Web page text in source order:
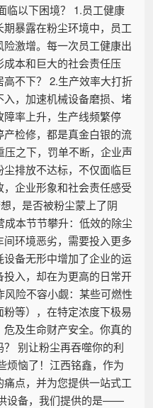
临以下困境？ 1.员工健康
暴露在粉尘环境中，员工
激增。每一次员工健康出
本和巨大的社会责任压
不下？ 2.生产效率大打折
，加速机械设备磨损、堵
率上升，生产线频繁停
检修，都是真金白银的流
之下，罚单不断，企业声
排放不达标，不仅面临巨
企业形象和社会责任感受
，是否被粉尘蒙上了阴
本节节攀升：低效的除尘
环境恶劣，需要投入更多
备无形中增加了企业的运
入，却在为更高的日常开
险不容小觑：某些可燃性
等），在特定浓度下极易
及生命财产安全。你真的
别让粉尘再吞噬你的利
烦恼了！江西铭鑫，作为
点，并为您提供一站式工
设备，我们提供的是——